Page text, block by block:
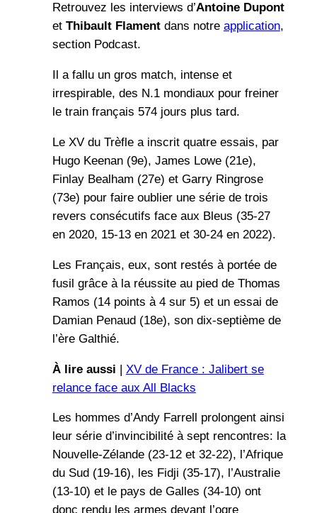
Retrouvez les interviews d’Antoine Dupont
et Thibault Flamentdans notre application,
section Podcast.
Il a fallu un gros match, intense et
irrespirable, des N.1 mondiaux pour freiner
le train français 574 jours plus tard.
Le XV du Trèfle a inscrit quatre essais, par
Hugo Keenan (9e), James Lowe (21e),
Finlay Bealham (27e) et Garry Ringrose
(73e) pour faire oublier une série de trois
revers consécutifs face aux Bleus (35-27
en 2020, 15-13 en 2021 et 30-24 en 2022).
Les Français, eux, sont restés à portée de
fusil grâce à la réussite au pied de Thomas
Ramos (14 points à 4 sur 5) et un essai de
Damian Penaud (18e), son dix-septième de
l’ère Galthié.
À lire aussi | XV de France : Jalibert se
relance face aux All Blacks
Les hommes d’Andy Farrell prolongent ainsi
leur série d’invincibilité à sept rencontres: la
Nouvelle-Zélande (23-12 et 32-22), l’Afrique
du Sud (19-16), les Fidji (35-17), l’Australie
(13-10) et le pays de Galles (34-10) ont
donc rendu les armes devant l’ogre